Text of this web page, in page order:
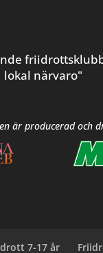
lokal närvaro"
är producerad och
7-17 år